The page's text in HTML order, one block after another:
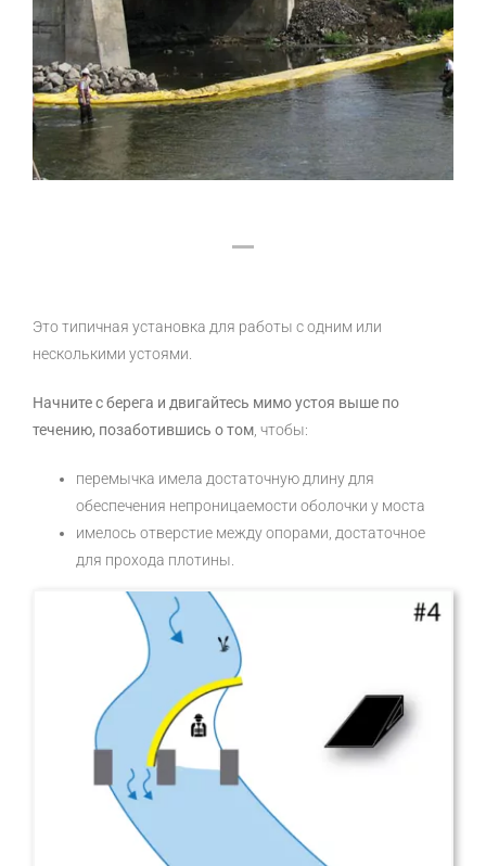
Это типичная установка для работы с одним или
несколькими устоями.
Начните с берега и двигайтесь мимо устоя выше по
течению, позаботившись о том, чтобы:
перемычка имела достаточную длину для
обеспечения непроницаемости оболочки у моста
имелось отверстие между опорами, достаточное
для прохода плотины.